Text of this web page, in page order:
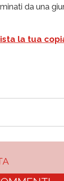
da una
la tua